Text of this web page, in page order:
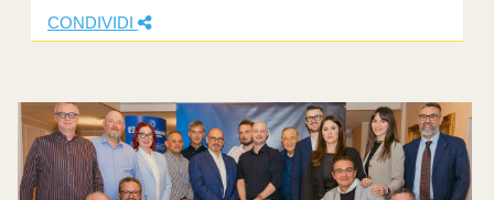
CONDIVIDI